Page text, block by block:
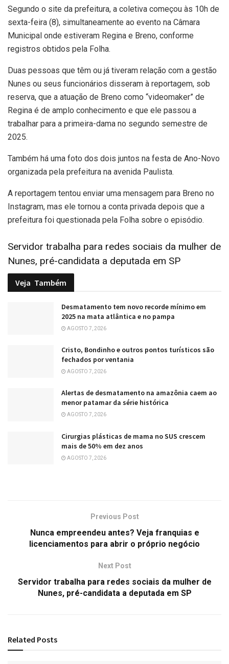
Segundo o site da prefeitura, a coletiva começou às 10h de
sexta-feira (8), simultaneamente ao evento na Câmara
Municipal onde estiveram Regina e Breno, conforme
registros obtidos pela Folha.
Duas pessoas que têm ou já tiveram relação com a gestão
Nunes ou seus funcionários disseram à reportagem, sob
reserva, que a atuação de Breno como “videomaker” de
Regina é de amplo conhecimento e que ele passou a
trabalhar para a primeira-dama no segundo semestre de
2025.
Também há uma foto dos dois juntos na festa de Ano-Novo
organizada pela prefeitura na avenida Paulista.
A reportagem tentou enviar uma mensagem para Breno no
Instagram, mas ele tornou a conta privada depois que a
prefeitura foi questionada pela Folha sobre o episódio.
Servidor trabalha para redes sociais da mulher de
Nunes, pré-candidata a deputada em SP
Veja Também
Desmatamento tem novo recorde mínimo em
2025 na mata atlântica e no pampa
AGOSTO 7, 2026
Cristo, Bondinho e outros pontos turísticos são
fechados por ventania
AGOSTO 7, 2026
Alertas de desmatamento na amazônia caem ao
menor patamar da série histórica
AGOSTO 7, 2026
Cirurgias plásticas de mama no SUS crescem
mais de 50% em dez anos
AGOSTO 7, 2026
Previous Post
Nunca empreendeu antes? Veja franquias e
licenciamentos para abrir o próprio negócio
Next Post
Servidor trabalha para redes sociais da mulher de
Nunes, pré-candidata a deputada em SP
Related Posts